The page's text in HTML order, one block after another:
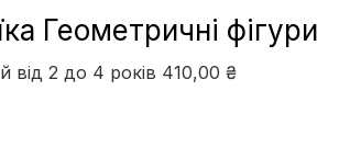
Геометричні фігури
від 2 до 4 років 410,00 ₴